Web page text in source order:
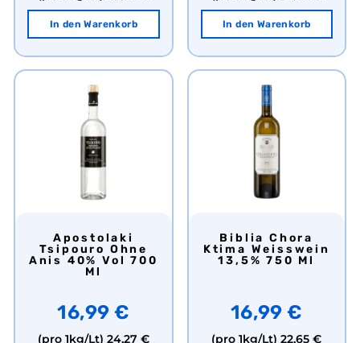
In den Warenkorb In den Warenkorb
Apostolaki
Tsipouro Ohne
Anis 40% Vol 700
Ml
16,99 €
(pro 1kg/Lt) 24,27 €
Biblia Chora
Ktima Weisswein
13,5% 750 Ml
16,99 €
(pro 1kg/Lt) 22,65 €